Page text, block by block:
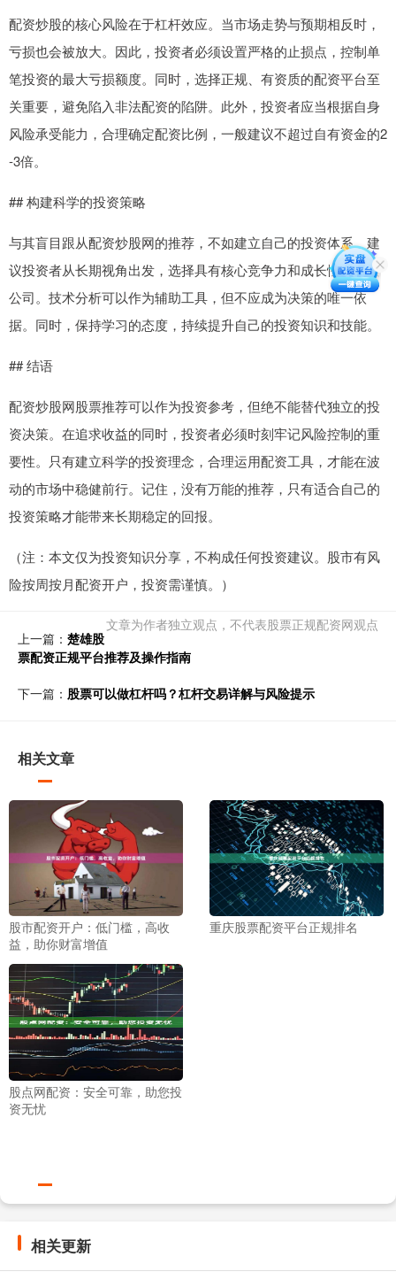
配资炒股的核心风险在于杠杆效应。当市场走势与预期相反时，
亏损也会被放大。因此，投资者必须设置严格的止损点，控制单
笔投资的最大亏损额度。同时，选择正规、有资质的配资平台至
关重要，避免陷入非法配资的陷阱。此外，投资者应当根据自身
风险承受能力，合理确定配资比例，一般建议不超过自有资金的2
-3倍。
## 构建科学的投资策略
与其盲目跟从配资炒股网的推荐，不如建立自己的投资体系。建
议投资者从长期视角出发，选择具有核心竞争力和成长性的优质
公司。技术分析可以作为辅助工具，但不应成为决策的唯一依
据。同时，保持学习的态度，持续提升自己的投资知识和技能。
## 结语
配资炒股网股票推荐可以作为投资参考，但绝不能替代独立的投
资决策。在追求收益的同时，投资者必须时刻牢记风险控制的重
要性。只有建立科学的投资理念，合理运用配资工具，才能在波
动的市场中稳健前行。记住，没有万能的推荐，只有适合自己的
投资策略才能带来长期稳定的回报。
（注：本文仅为投资知识分享，不构成任何投资建议。股市有风
险按周按月配资开户，投资需谨慎。）
文章为作者独立观点，不代表股票正规配资网观点
上一篇： 楚雄股
票配资正规平台推荐及操作指南
下一篇： 股票可以做杠杆吗？杠杆交易详解与风险提示
相关文章
股市配资开户：低门槛，高收
益，助你财富增值
重庆股票配资平台正规排名
股点网配资：安全可靠，助您投
资无忧
相关更新